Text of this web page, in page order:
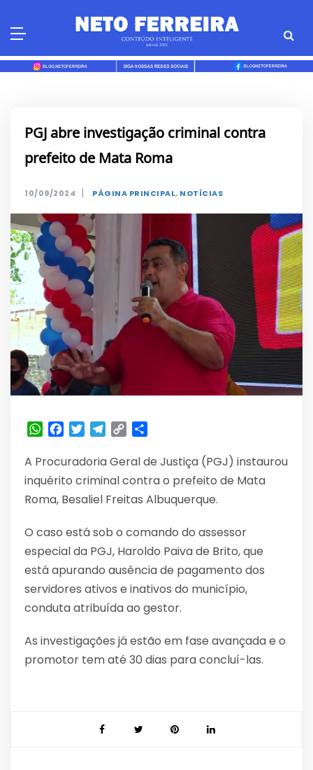
PGJ abre investigação criminal contra
prefeito de Mata Roma
10/09/2024 | PÁGINA PRINCIPAL, NOTÍCIAS
WhatsApp
Facebook
TwitterTelegram
Copy
A Procuradoria Geral de Justiça (PGJ) instaurou
inquérito criminal contra o prefeito de Mata
Roma, Besaliel Freitas Albuquerque.
O caso está sob o comando do assessor
especial da PGJ, Haroldo Paiva de Brito, que
está apurando ausência de pagamento dos
servidores ativos e inativos do município,
conduta atribuída ao gestor.
As investigações já estão em fase avançada e o
promotor tem até 30 dias para concluí-las.